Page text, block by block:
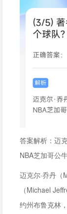
答案解析：迈
NBA芝加哥公牛
迈克尔·乔丹（
（Michael
约州布鲁克林